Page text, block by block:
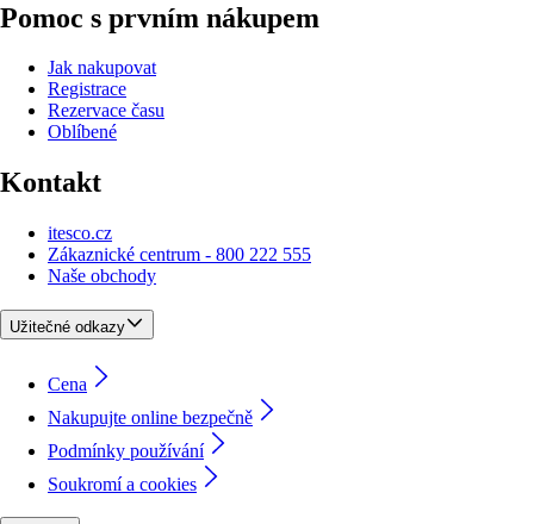
Pomoc s prvním nákupem
Jak nakupovat
Registrace
Rezervace času
Oblíbené
Kontakt
itesco.cz
Zákaznické centrum - 800 222 555
Naše obchody
Užitečné odkazy
Cena
Nakupujte online bezpečně
Podmínky používání
Soukromí a cookies